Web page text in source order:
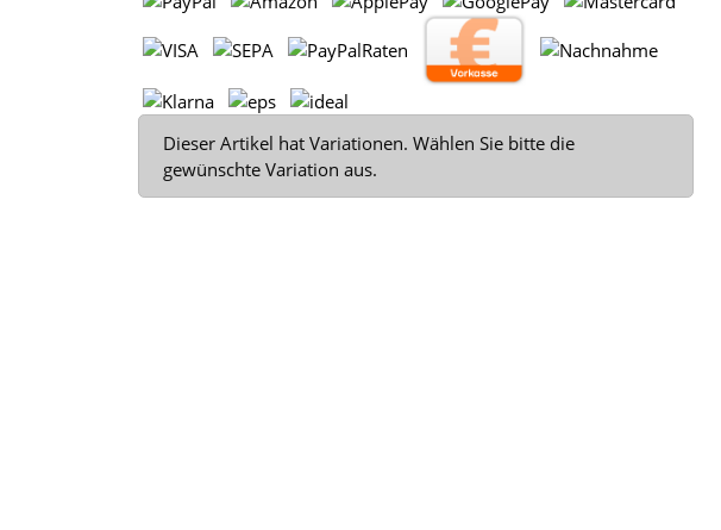
x
Dieser Artikel hat Variationen. Wählen Sie bitte die
gewünschte Variation aus.